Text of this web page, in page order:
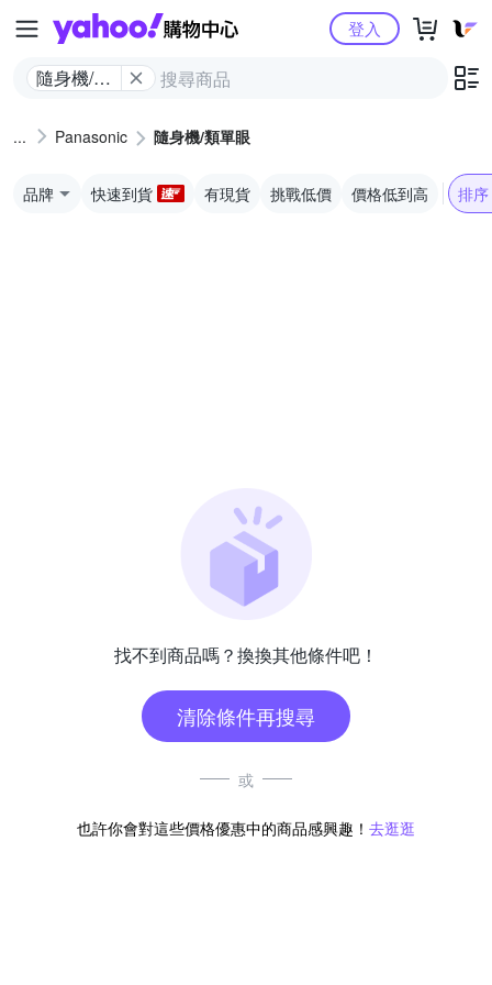
Yahoo購物中心
隨身機/類
登入
Panasonic 隨身機/類單眼
品牌 快速到貨 有現貨 挑戰低價 價格低到高 排序
找不到商品嗎？換換其他條件吧！
清除條件再搜尋
或
也許你會對這些價格優惠中的商品感興趣！ 去逛逛